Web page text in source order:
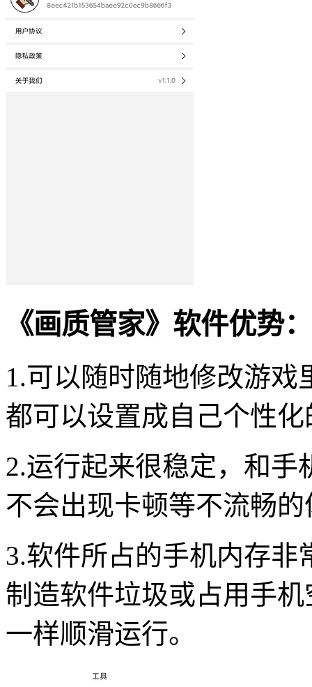
《画质管家》软件优势：
1.可以随时随地修改游
都可以设置成自己个性
2.运行起来很稳定，和
不会出现卡顿等不流畅的
3.软件所占的手机内存
制造软件垃圾或占用手
一样顺滑运行。